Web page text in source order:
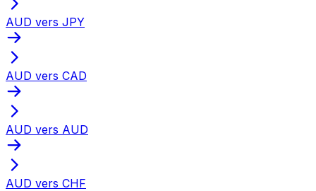
AUD vers JPY
AUD vers CAD
AUD vers AUD
AUD vers CHF